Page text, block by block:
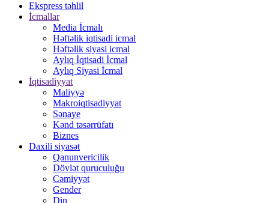
Ekspress təhlil
İcmallar
Media İcmalı
Həftəlik iqtisadi icmal
Həftəlik siyasi icmal
Aylıq İqtisadi İcmal
Aylıq Siyasi İcmal
İqtisadiyyat
Maliyyə
Makroiqtisadiyyat
Sənaye
Kənd təsərrüfatı
Biznes
Daxili siyasət
Qanunvericilik
Dövlət quruculuğu
Cəmiyyət
Gender
Din